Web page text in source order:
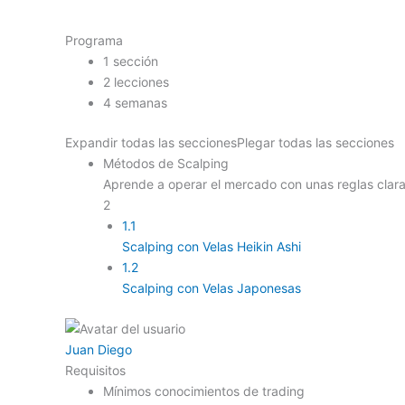
Programa
1 sección
2 lecciones
4 semanas
Expandir todas las seccionesPlegar todas las secciones
Métodos de Scalping
Aprende a operar el mercado con unas reglas
2
1.1
Scalping con Velas Heikin Ashi
1.2
Scalping con Velas Japonesas
Juan Diego
Requisitos
Mínimos conocimientos de trading